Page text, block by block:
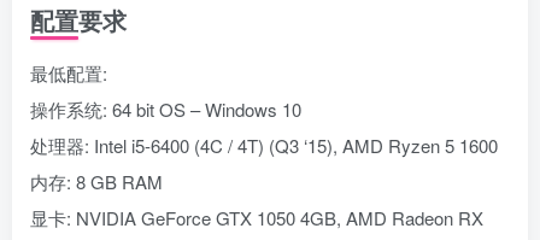
配置要求
最低配置:
操作系统: 64 bit OS – Windows 10
处理器: Intel i5-6400 (4C / 4T) (Q3 ‘15), AMD Ryzen 5 1600
内存: 8 GB RAM
显卡: NVIDIA GeForce GTX 1050 4GB, AMD Radeon RX